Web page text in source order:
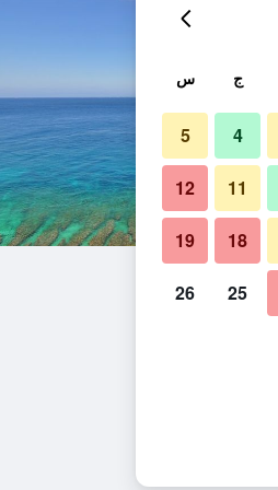
ج س
4
5
11
12
18
19
25
26